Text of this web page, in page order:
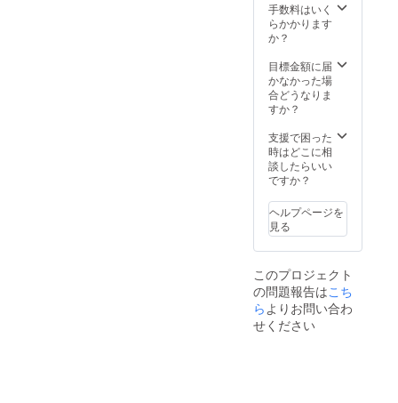
料も含
まれて
支援者
様に
は、三
日に空
中花火
観覧席
をご用
しま
す。 ※
空中花
火観覧
上10m
超から
の観覧
となり
ます。
手数料はいく
らかかります
か？
目標金額に届
かなかった場
合どうなりま
すか？
支援で困った
時はどこに相
談したらいい
ですか？
ヘルプページを
見る
このプロジェクト
の問題報告はこち
らよりお問い合わ
せください